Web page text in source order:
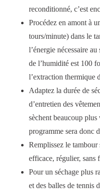
reconditionné, c’est
Procédez en amont à
tours/minute) dans le
l’énergie nécessaire
de l’humidité est 100
l’extraction thermique
Adaptez la durée de
d’entretien des
sèchent beaucoup
programme sera donc
Remplissez le tambour
efficace, régulier, sans
Pour un séchage plus
et des balles de tennis